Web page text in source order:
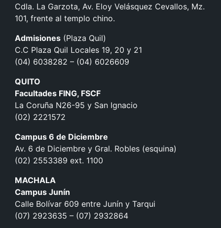
Cdla. La Garzota, Av. Eloy Velásquez Cevallos, Mz.
101, frente al templo chino.
Admisiones (Plaza Quil)
C.C Plaza Quil Locales 19, 20 y 21
(04) 6038282 – (04) 6026609
QUITO
Facultades FING, FSCF
La Coruña N26-95 y San Ignacio
(02) 2221572
Campus 6 de Diciembre
Av. 6 de Diciembre y Gral. Robles (esquina)
(02) 2553389 ext. 1100
MACHALA
Campus Junín
Calle Bolívar 609 entre Junín y Tarqui
(07) 2923635 – (07) 2932864